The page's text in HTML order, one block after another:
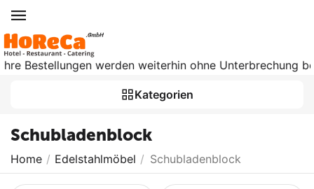
werden weiterhin ohne Unterbrechung
Kategorien
Schubladenblock
Home / Edelstahlmöbel / Schubladenblock